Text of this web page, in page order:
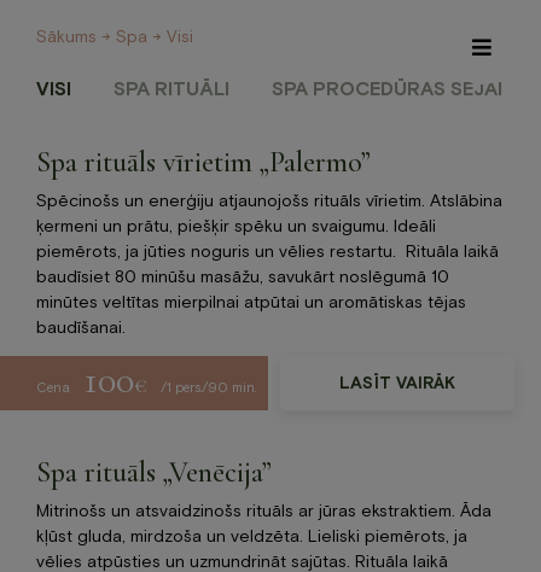
Īpašie piedāvājumi Internetveikals
Viesnīca
Spa
Veselības centrs
Jaunumi
Sākums → Spa → Visi
VISI SPA RITUĀLI SPA PROCEDŪRAS SEJAI
Spa rituāls vīrietim „Palermo”
Spēcinošs un enerģiju atjaunojošs rituāls vīrietim. Atslābina
ķermeni un prātu, piešķir spēku un svaigumu. Ideāli
piemērots, ja jūties noguris un vēlies restartu. Rituāla laikā
baudīsiet 80 minūšu masāžu, savukārt noslēgumā 10
minūtes veltītas mierpilnai atpūtai un aromātiskas tējas
baudīšanai.
LASĪT VAIRĀK
Cena 100€ /1 pers./90 min.
Spa rituāls „Venēcija”
Mitrinošs un atsvaidzinošs rituāls ar jūras ekstraktiem. Āda
kļūst gluda, mirdzoša un veldzēta. Lieliski piemērots, ja
vēlies atpūsties un uzmundrināt sajūtas. Rituāla laikā